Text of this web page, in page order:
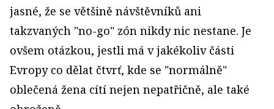
jasné, že se většině návštěvníků ani
takzvaných "no-go" zón nikdy nic nestane. Je
ovšem otázkou, jestli má v jakékoliv části
Evropy co dělat čtvrť, kde se "normálně"
oblečená žena cítí nejen nepatřičně, ale také